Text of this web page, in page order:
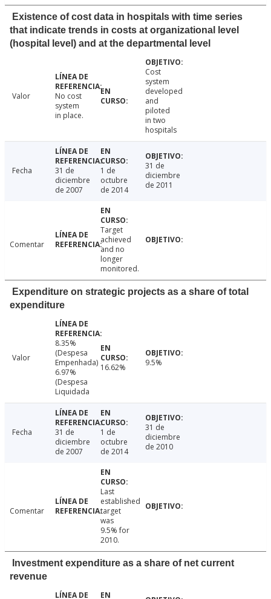
Existence of cost data in hospitals with time series
that indicate trends in costs at organizational level
(hospital level) and at the departmental level
Valor
No cost
system
in place.
Cost
system
developed
and
piloted
in two
hospitals
Fecha
31 de
diciembre
de 2007
1 de
octubre
de 2014
31 de
diciembre
de 2011
Comentar
Target
achieved
and no
longer
monitored.
Expenditure on strategic projects as a share of total
expenditure
Valor
8.35%
(Despesa
Empenhada)
6.97%
(Despesa
Liquidada
16.62% 9.5%
Fecha
31 de
diciembre
de 2007
1 de
octubre
de 2014
31 de
diciembre
de 2010
Comentar
Last
established
target
was
9.5% for
2010.
Investment expenditure as a share of net current
revenue